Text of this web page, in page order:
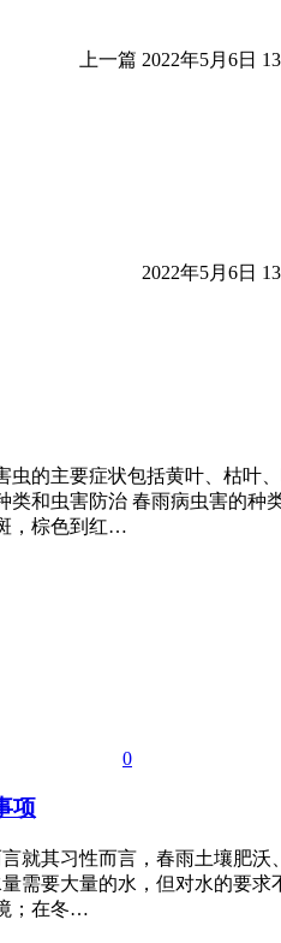
上一篇 2022年5月6日
2022年5月6日
虫的主要症状包括黄叶、枯叶
类和虫害防治 春雨病虫害的
，棕色到红…
0
项
就其习性而言，春雨土壤肥
需要大量的水，但对水的要
；在冬…